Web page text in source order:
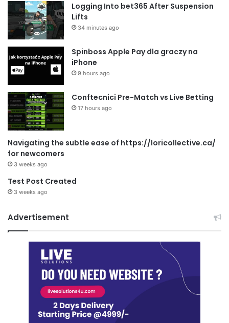
Logging Into bet365 After Suspension
Lifts
34 minutes ago
Spinboss Apple Pay dla graczy na
iPhone
9 hours ago
Conftecnici Pre-Match vs Live Betting
17 hours ago
Navigating the subtle ease of https://loricollective.ca/
for newcomers
3 weeks ago
Test Post Created
3 weeks ago
Advertisement